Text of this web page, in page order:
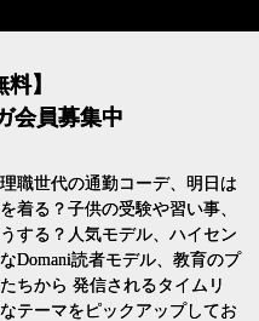
料】
会員募集中
職世代の通勤コーデ、明日は
着る？子供の受験や習い事、
する？人気モデル、ハイセン
Domani読者モデル、教育のプ
ちから 発信されるタイムリ
テーマをピックアップしてお